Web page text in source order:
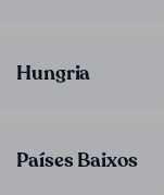
Hungria
Países Baixos